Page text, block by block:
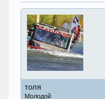
толя
Молодой